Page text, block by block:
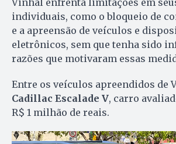
individuais, como o bloqueio de
e a apreensão de veículos e
eletrônicos, sem que tenha sido
razões que motivaram essas
Entre os veículos apreendidos de
Cadillac Escalade V, carro
R$ 1 milhão de reais.